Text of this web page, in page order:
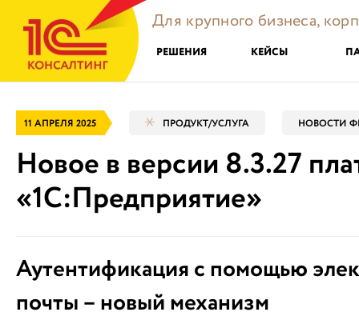
Для крупного бизнеса,
РЕШЕНИЯ КЕЙСЫ
11 АПРЕЛЯ 2025 ПРОДУКТ/УСЛУГА НОВОСТИ
Новое в версии 8.3.27
«1С:Предприятие»
Аутентификация с помощью
почты – новый механизм